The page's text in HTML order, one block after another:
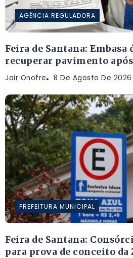
AGÊNCIA REGULADORA
Feira de Santana:
recuperar pavimento
Jair Onofre 8 De Agosto De 2026
PREFEITURA MUNICIPAL
Feira de Santana:
para prova de conceito da